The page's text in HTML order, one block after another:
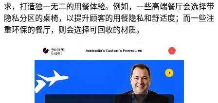
求，打造独一无二的用餐体验。例如，一些高端餐厅会选择带
隐私分区的桌椅，以提升顾客的用餐隐私和舒适度；而一些注
重环保的餐厅，则会选择可回收的材质。